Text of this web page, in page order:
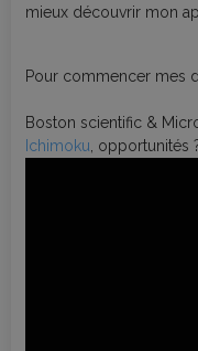
mieux découvrir mon
Pour commencer mes
Boston scientific &
Ichimoku, opportunités